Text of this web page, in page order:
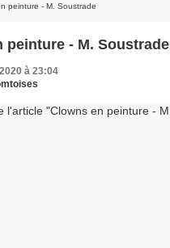
peinture - M. Soustrade
Clowns en peinture - M. Soustrade
à 23:04